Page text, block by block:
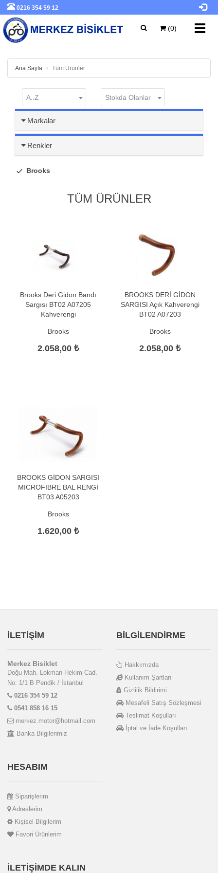
0216 354 59 12
(0)
Ana Sayfa Tüm Ürünler
A..Z Stokda Olanlar
Markalar
Renkler
Brooks
TÜM ÜRÜNLER
Brooks Deri Gidon Bandı
Sargısı BT02 A07205
Kahverengi
Brooks
2.058,00 ₺
BROOKS DERİ GİDON
SARGISI Açık Kahverengi
BT02 A07203
Brooks
2.058,00 ₺
BROOKS GİDON SARGISI
MICROFIBRE BAL RENGİ
BT03 A05203
Brooks
1.620,00 ₺
İLETİŞİM
Merkez Bisiklet
Doğu Mah. Lokman Hekim Cad.
No: 1/1 B Pendik / İstanbul
0216 354 59 12
0541 858 16 15
merkez.motor@hotmail.com
Banka Bilgilerimiz
BİLGİLENDİRME
Hakkımızda
Kullanım Şartları
Gizlilik Bildirimi
Mesafeli Satış Sözleşmesi
Teslimat Koşulları
İptal ve İade Koşulları
HESABIM
Siparişlerim
Adreslerim
Kişisel Bilgilerim
Favori Ürünlerim
İLETIŞIMDE KALIN